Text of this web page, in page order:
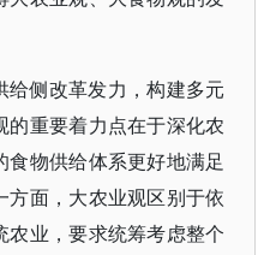
给侧改革发力，构建多元
重要着力点在于深化农
物供给体系更好地满足
方面，大农业观区别于依
业，要求统筹考虑整个